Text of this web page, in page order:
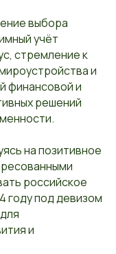
выбора
учёт
стремление к
и
финансовой и
решений
на позитивное
российское
году под девизом
и